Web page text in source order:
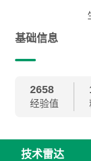
基础信息
2658
经验值
技术雷达